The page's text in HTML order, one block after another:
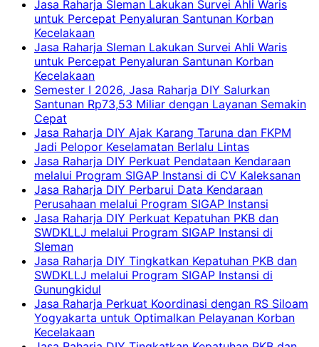
Jasa Raharja Sleman Lakukan Survei Ahli Waris
untuk Percepat Penyaluran Santunan Korban
Kecelakaan
Jasa Raharja Sleman Lakukan Survei Ahli Waris
untuk Percepat Penyaluran Santunan Korban
Kecelakaan
Semester I 2026, Jasa Raharja DIY Salurkan
Santunan Rp73,53 Miliar dengan Layanan Semakin
Cepat
Jasa Raharja DIY Ajak Karang Taruna dan FKPM
Jadi Pelopor Keselamatan Berlalu Lintas
Jasa Raharja DIY Perkuat Pendataan Kendaraan
melalui Program SIGAP Instansi di CV Kaleksanan
Jasa Raharja DIY Perbarui Data Kendaraan
Perusahaan melalui Program SIGAP Instansi
Jasa Raharja DIY Perkuat Kepatuhan PKB dan
SWDKLLJ melalui Program SIGAP Instansi di
Sleman
Jasa Raharja DIY Tingkatkan Kepatuhan PKB dan
SWDKLLJ melalui Program SIGAP Instansi di
Gunungkidul
Jasa Raharja Perkuat Koordinasi dengan RS Siloam
Yogyakarta untuk Optimalkan Pelayanan Korban
Kecelakaan